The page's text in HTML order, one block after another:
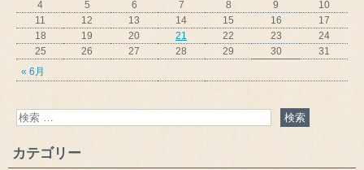
« 6月
4
5 6 7 8 9
10
11
12 13 14 15 16
17
18
19 20 21 22 23
24
25
26 27 28 29 30 31
カテゴリー